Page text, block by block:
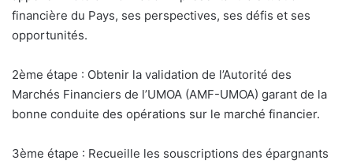
financière du Pays, ses perspectives, ses défis et ses
opportunités.
2ème étape : Obtenir la validation de l’Autorité des
Marchés Financiers de l’UMOA (AMF-UMOA) garant de la
bonne conduite des opérations sur le marché financier.
3ème étape : Recueille les souscriptions des épargnants